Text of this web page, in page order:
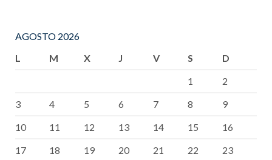
AGOSTO 2026
L
M X J V S
D
1
2
3
4 5 6 7 8
9
10
11 12 13 14 15
16
17
18 19 20 21 22 23